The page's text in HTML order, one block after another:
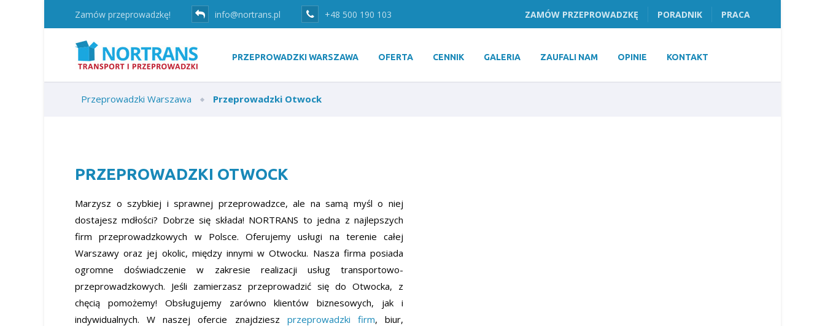
Zamów przeprowadzkę! info@nortrans.pl +48 500 190 103 ZAMÓW PRZEPROWADZKĘ PORADNIK PRACA
PRZEPROWADZKI WARSZAWA OFERTA CENNIK GALERIA ZAUFALI NAM OPINIE KONTAKT
Przeprowadzki Warszawa Przeprowadzki Otwock
PRZEPROWADZKI OTWOCK
Marzysz o szybkiej i sprawnej przeprowadzce, ale na samą myśl o niej
dostajesz mdłości? Dobrze się składa! NORTRANS to jedna z najlepszych
firm przeprowadzkowych w Polsce. Oferujemy usługi na terenie całej
Warszawy oraz jej okolic, między innymi w Otwocku. Nasza firma posiada
ogromne doświadczenie w zakresie realizacji usług transportowo-
przeprowadzkowych. Jeśli zamierzasz przeprowadzić się do Otwocka, z
chęcią pomożemy! Obsługujemy zarówno klientów biznesowych, jak i
indywidualnych. W naszej ofercie znajdziesz przeprowadzki firm, biur,